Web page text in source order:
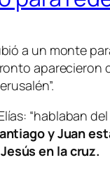
a un monte
“hablaban del
y Juan
en la cruz.